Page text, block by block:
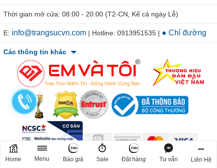
Thời gian mở cửa: 08:00 - 20:00 (T2-CN, Kể cả ngày Lễ)
E: info@trangsucvn.com | Hotline: 0913951535 | ● Chỉ đường
Các thông tin khác
© 2011-2026 TRANGSUCVN.COM Copyright, All Rights Reserved.
Home Menu Báo giá Sale Đặt hàng Tư vấn
•••
Liên Hệ